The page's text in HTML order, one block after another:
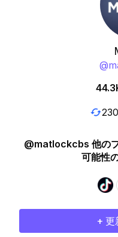
@
@matlockcbs 他の
可能性
+ 更